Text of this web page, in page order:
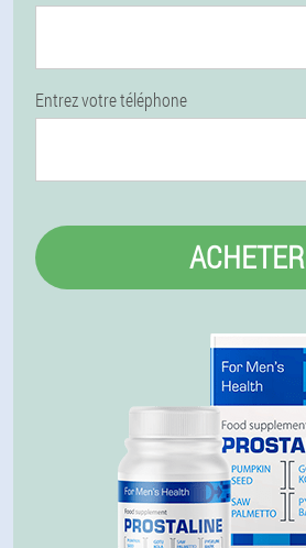
Entrez votre téléphone
ACHETER